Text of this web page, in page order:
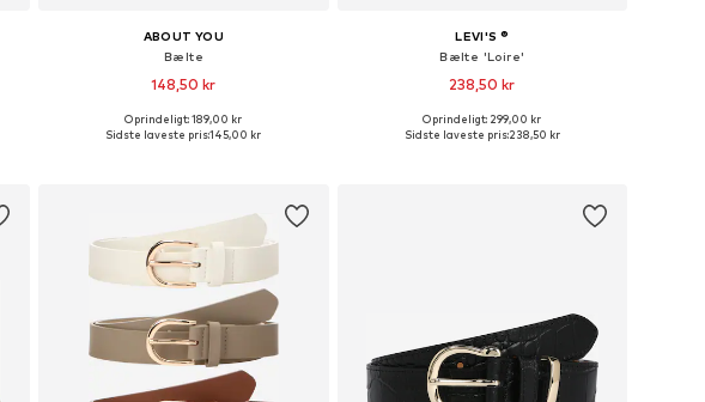
ABOUT YOU
Bælte
148,50 kr
Tilgængelige størrelser: 80, 85, 90, 95
Oprindeligt: 189,00 kr
Sidste laveste pris:145,00 kr
LEVI'S ®
Bælte 'Loire'
238,50 kr
Fås i mange størrelser
Oprindeligt: 299,00 kr
Sidste laveste pris:238,50 kr